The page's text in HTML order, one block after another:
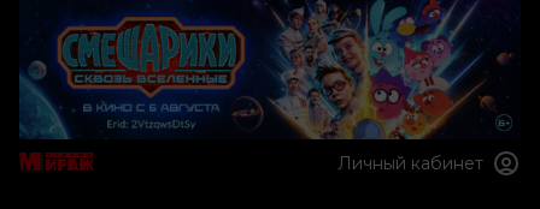
Личный кабинет